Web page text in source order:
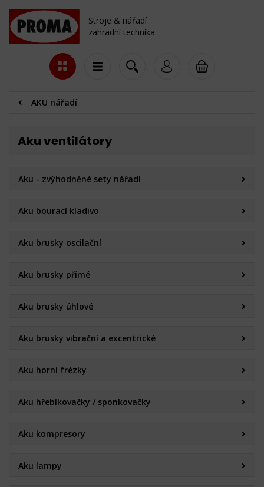
Stroje & nářadí
zahradní technika
AKU nářadí
Aku ventilátory
Aku - zvýhodněné sety nářadí
Aku bourací kladivo
Aku brusky oscilační
Aku brusky přímé
Aku brusky úhlové
Aku brusky vibrační a excentrické
Aku horní frézky
Aku hřebíkovačky / sponkovačky
Aku kompresory
Aku lampy